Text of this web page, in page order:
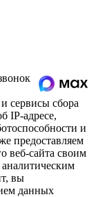
сервисы сбора
IP-адресе,
и
предоставляем
веб-сайта своим
вы
данных